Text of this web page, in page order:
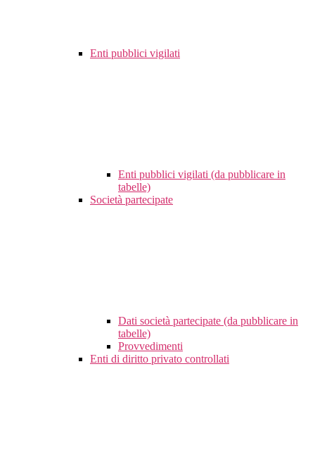
Enti pubblici vigilati
Enti pubblici vigilati (da pubblicare in
tabelle)
Società partecipate
Dati società partecipate (da pubblicare in
tabelle)
Provvedimenti
Enti di diritto privato controllati